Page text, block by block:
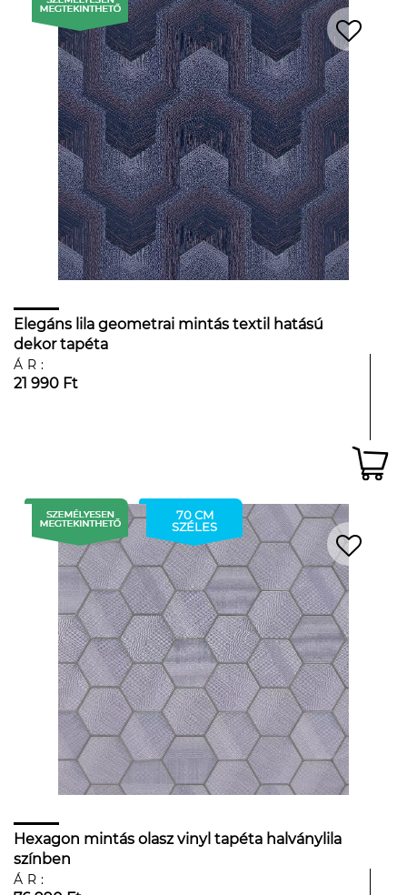
Elegáns lila geometrai mintás textil hatású
dekor tapéta
ÁR:
21 990 Ft
70 CM
SZÉLES
Hexagon mintás olasz vinyl tapéta halványlila
színben
ÁR: